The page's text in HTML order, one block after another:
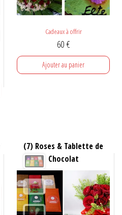
Cadeaux à offrir
60€
Ajouter au panier
(7) Roses & Tablette de
Chocolat